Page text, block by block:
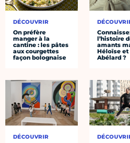
DÉCOUVRIR
On préfère
manger à la
cantine : les pâtes
aux courgettes
façon bolognaise
DÉCOUVRIR
l’histoire
amants
Héloïse et
Abélard ?